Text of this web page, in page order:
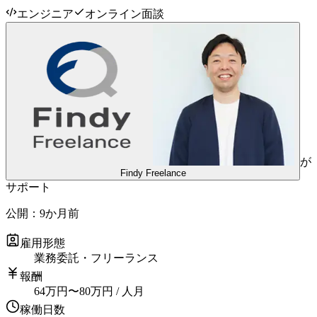
エンジニア オンライン面談
Findy Freelance
が
サポート
公開： 9か月前
雇用形態
業務委託・フリーランス
報酬
64万円 〜80万円 / 人月
稼働日数